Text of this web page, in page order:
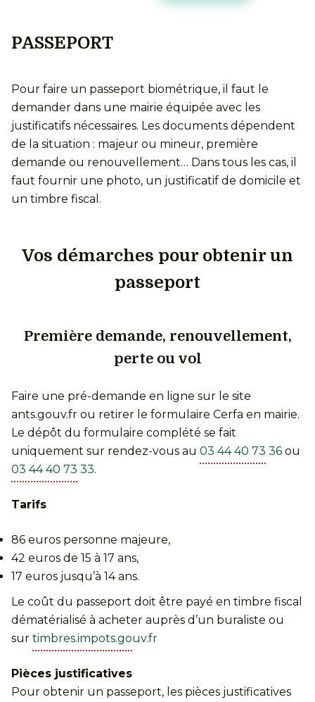
PASSEPORT
Pour faire un passeport biométrique, il faut le
demander dans une mairie équipée avec les
justificatifs nécessaires. Les documents dépendent
de la situation : majeur ou mineur, première
demande ou renouvellement… Dans tous les cas, il
faut fournir une photo, un justificatif de domicile et
un timbre fiscal.
Vos démarches pour obtenir un
passeport
Première demande, renouvellement,
perte ou vol
Faire une pré-demande en ligne sur le site
ants.gouv.fr ou retirer le formulaire Cerfa en mairie.
Le dépôt du formulaire complété se fait
uniquement sur rendez-vous au 03 44 40 73 36 ou
03 44 40 73 33.
Tarifs
86 euros personne majeure,
42 euros de 15 à 17 ans,
17 euros jusqu’à 14 ans.
Le coût du passeport doit être payé en timbre fiscal
dématérialisé à acheter auprès d’un buraliste ou
sur timbres.impots.gouv.fr
Pièces justificatives
Pour obtenir un passeport, les pièces justificatives